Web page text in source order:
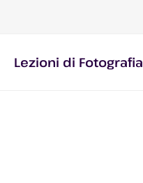
Lezioni di Fotografia